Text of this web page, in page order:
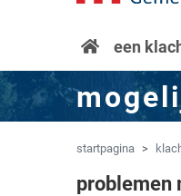
een
startpagina
problemen